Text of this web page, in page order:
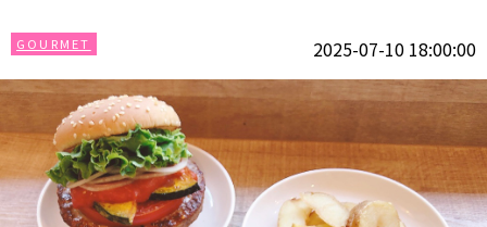
GOURMET 2025-07-10 18:00:00